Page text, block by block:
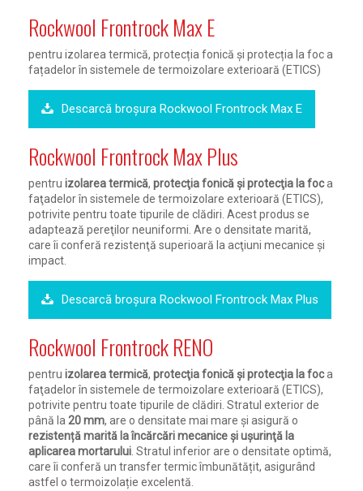
Rockwool Frontrock Max E
pentru izolarea termică, protecția fonică și protecția la foc a
fațadelor în sistemele de termoizolare exterioară (ETICS)
Descarcă broșura Rockwool Frontrock Max E
Rockwool Frontrock Max Plus
pentru izolarea termică, protecţia fonică şi protecţia la foca
faţadelor în sistemele de termoizolare exterioară (ETICS),
potrivite pentru toate tipurile de clădiri. Acest produs se
adaptează pereţilor neuniformi. Are o densitate marită,
care îi conferă rezistenţă superioară la acţiuni mecanice şi
impact.
Descarcă broșura Rockwool Frontrock Max Plus
Rockwool Frontrock RENO
pentru izolarea termică, protecţia fonică şi protecţia la foca
faţadelor în sistemele de termoizolare exterioară (ETICS),
potrivite pentru toate tipurile de clădiri. Stratul exterior de
până la 20 mm, are o densitate mai mare și asigură o
rezistență marită la încărcări mecanice şi uşurinţă la
aplicarea mortarului . Stratul inferior are o densitate optimă,
care îi conferă un transfer termic îmbunătățit, asigurând
astfel o termoizolație excelentă.